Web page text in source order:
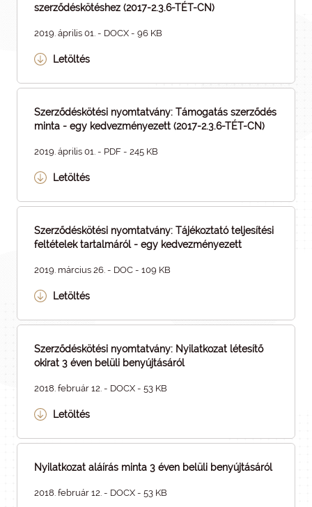
szerződéskötéshez (2017-2.3.6-TÉT-CN)
2019. április 01. - DOCX - 96 KB
Letöltés
Szerződéskötési nyomtatvány: Támogatás szerződés
minta - egy kedvezményezett (2017-2.3.6-TÉT-CN)
2019. április 01. - PDF - 245 KB
Letöltés
Szerződéskötési nyomtatvány: Tájékoztató teljesítési
feltételek tartalmáról - egy kedvezményezett
2019. március 26. - DOC - 109 KB
Letöltés
Szerződéskötési nyomtatvány: Nyilatkozat létesítő
okirat 3 éven belüli benyújtásáról
2018. február 12. - DOCX - 53 KB
Letöltés
Nyilatkozat aláírás minta 3 éven belüli benyújtásáról
2018. február 12. - DOCX - 53 KB